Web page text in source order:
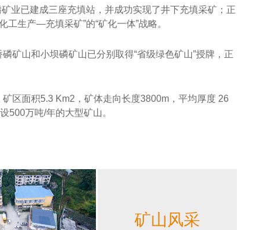
业已建成三座充填站，并成功实现了井下充填采矿；正
生产—充填采矿”的“矿化一体”战略。
矿山和小坝磷矿山已分别取得“省级绿色矿山”授牌，正
区面积5.3 Km2，矿体走向长度3800m，平均厚度 26
500万吨/年的大型矿山。
矿山风采